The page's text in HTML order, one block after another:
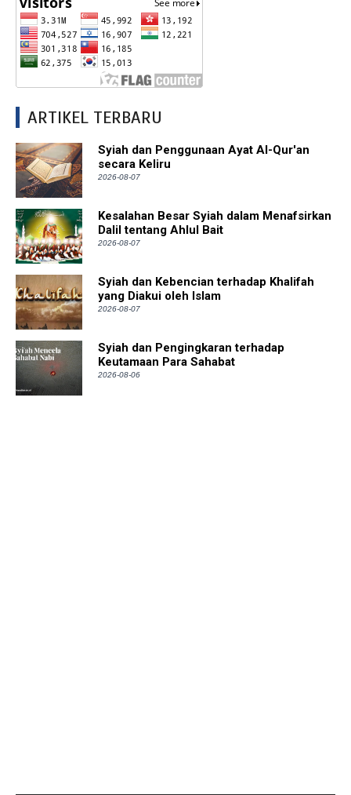
ARTIKEL TERBARU
Syiah dan Penggunaan Ayat Al-Qur'an
secara Keliru
2026-08-07
Kesalahan Besar Syiah dalam Menafsirkan
Dalil tentang Ahlul Bait
2026-08-07
Syiah dan Kebencian terhadap Khalifah
yang Diakui oleh Islam
2026-08-07
Syiah dan Pengingkaran terhadap
Keutamaan Para Sahabat
2026-08-06